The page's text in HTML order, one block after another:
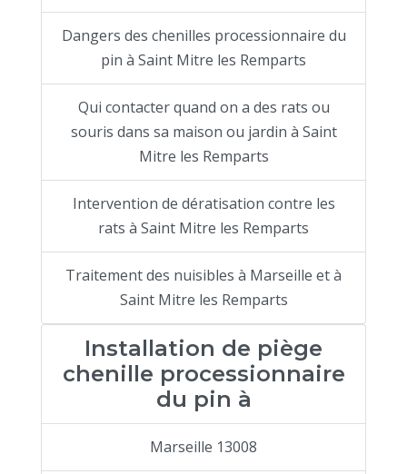
Dangers des chenilles processionnaire du
pin à Saint Mitre les Remparts
Qui contacter quand on a des rats ou
souris dans sa maison ou jardin à Saint
Mitre les Remparts
Intervention de dératisation contre les
rats à Saint Mitre les Remparts
Traitement des nuisibles à Marseille et à
Saint Mitre les Remparts
Installation de piège
chenille processionnaire
du pin à
Marseille 13008